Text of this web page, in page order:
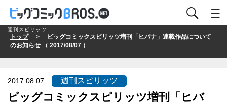
トップ> ビッグコミックスピリッツ増刊「ヒバナ」連載作品について
のお知らせ （ 2017/08/07 ）
週刊スピリッツ
2017.08.07
ビッグコミックスピリッツ増刊「ヒバ
週刊スピリッツ